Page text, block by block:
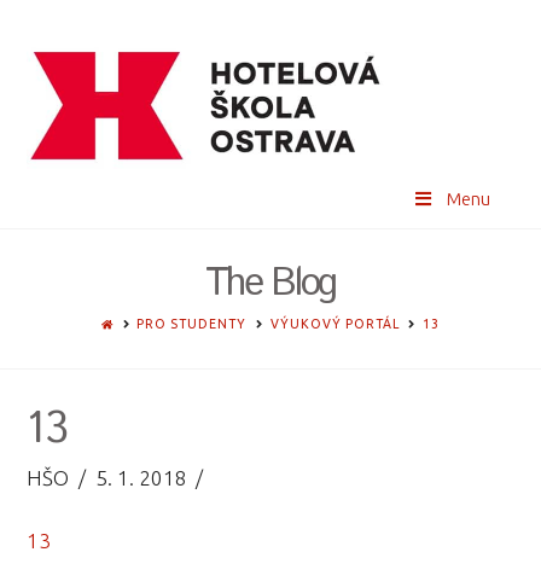
Menu
The Blog
HOMEPRO STUDENTY VÝUKOVÝ PORTÁL 13
13
HŠO 5. 1. 2018
13